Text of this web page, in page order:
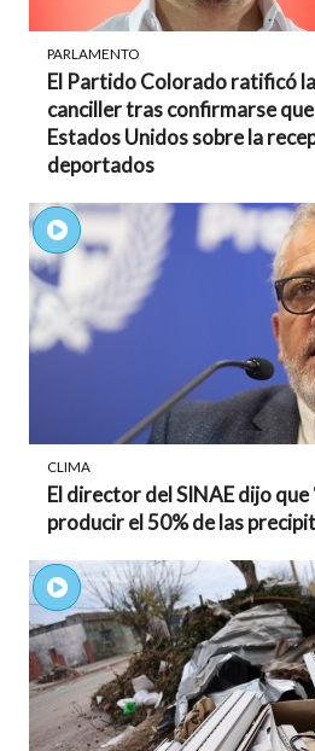
PARLAMENTO
El Partido Colorado ratificó
canciller tras confirmarse
Estados Unidos sobre la
deportados
CLIMA
El director del SINAE dijo que
producir el 50% de las